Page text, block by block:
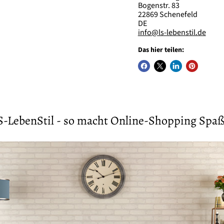
Bogenstr. 83
22869 Schenefeld
DE
info@ls-lebenstil.de
Das hier teilen:
LebenStil - so macht Online-Shopping